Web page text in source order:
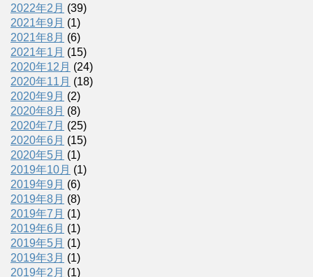
2022年2月 (39)
2021年9月 (1)
2021年8月 (6)
2021年1月 (15)
2020年12月 (24)
2020年11月 (18)
2020年9月 (2)
2020年8月 (8)
2020年7月 (25)
2020年6月 (15)
2020年5月 (1)
2019年10月 (1)
2019年9月 (6)
2019年8月 (8)
2019年7月 (1)
2019年6月 (1)
2019年5月 (1)
2019年3月 (1)
2019年2月 (1)